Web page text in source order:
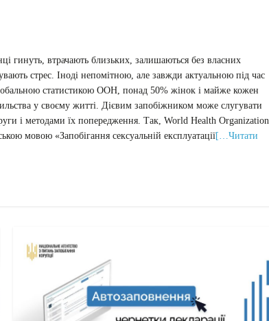
гинуть, втрачають близьких, залишаються без власних
стрес. Іноді непомітною, але завжди актуальною під час
статистикою ООН, понад 50% жінок і майже кожен
у своєму житті. Дієвим запобіжником може слугувати
і методами їх попередження. Так, World Health Organization
мовою «Запобігання сексуальній експлуатації[…Читати